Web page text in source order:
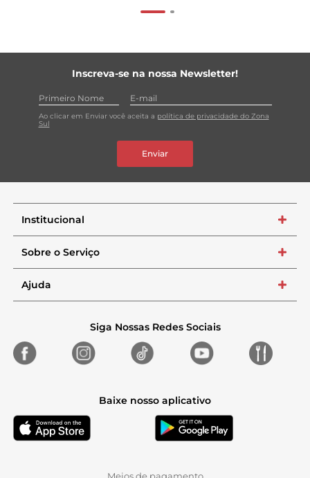
Inscreva-se na nossa Newsletter!
Ao clicar em Enviar você aceita a política de privacidade do Zona
Sul
Enviar
Institucional +
Sobre o Serviço +
Ajuda +
Siga Nossas Redes Sociais
Baixe nosso aplicativo